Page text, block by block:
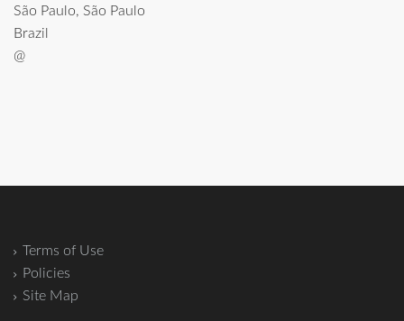
São Paulo, São Paulo
Brazil
@
Terms of Use
Policies
Site Map